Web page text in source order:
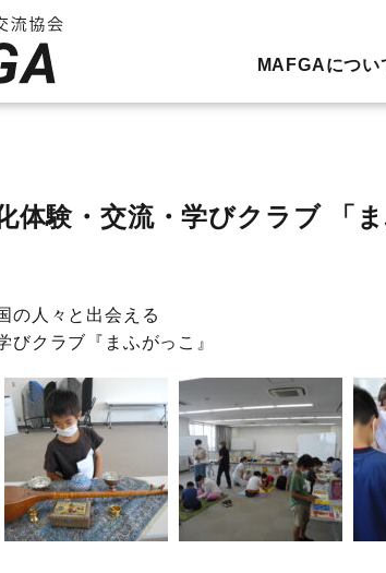
MAFGAについ
体験・交流・学びクラブ 「
の人々と出会える
びクラブ『まふがっこ』